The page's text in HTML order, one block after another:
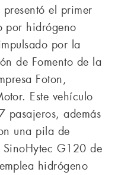
el primer
por hidrógeno
por la
de Fomento de la
Foton,
Este vehículo
pasajeros, además
una pila de
SinoHytec G120 de
hidrógeno